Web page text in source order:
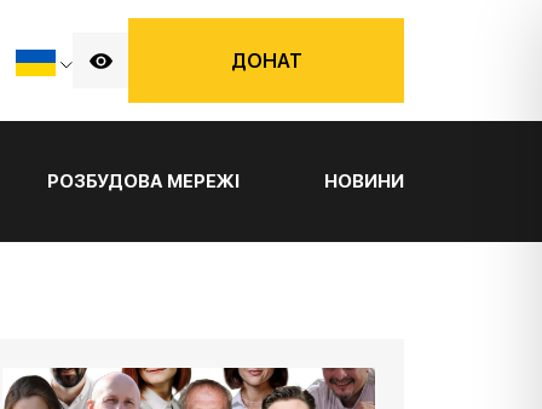
ДОНАТ
РОЗБУДОВА МЕРЕЖІ НОВИНИ